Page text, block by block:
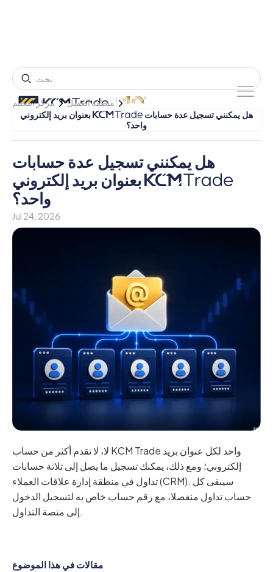
مركز التعليم
منطقة العميل
هل يمكنني تسجيل عدة حسابات
بعنوان بريد إلكتروني
واحد؟
مقالات في هذا الموضوع
هل يمكنني تسجيل عدة حسابات
بعنوان بريد إلكتروني
واحد؟
Jul 24, 2026
لا، لا نقدم أكثر من حساب KCM Trade واحد لكل عنوان بريد
إلكتروني؛ ومع ذلك، يمكنك تسجيل ما يصل إلى ثلاثة حسابات
تداول في منطقة إدارة علاقات العملاء (CRM). سيبقى كل
حساب تداول منفصلا، مع رقم حساب خاص به لتسجيل الدخول
إلى منصة التداول.